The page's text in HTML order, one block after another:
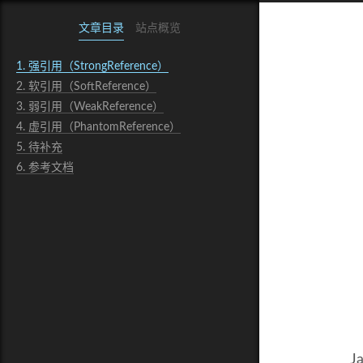
文章目录 站点概览
1. 强引用（StrongReference）
2. 软引用（SoftReference）
3. 弱引用（WeakReference）
4. 虚引用（PhantomReference）
5. 待补充
6. 参考文档